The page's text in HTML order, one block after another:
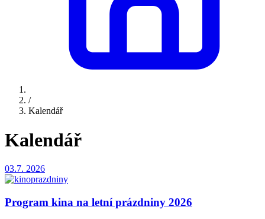
/
Kalendář
Kalendář
03.7. 2026
Program kina na letní prázdniny 2026